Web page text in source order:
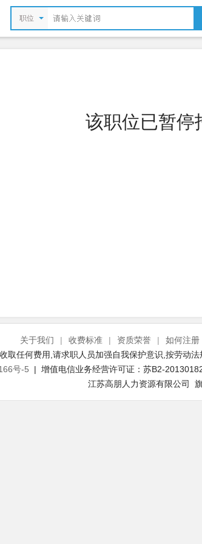
职位
该职位已暂停
关于我们 | 收费标准 | 资质荣誉 | 如何注册
取任何费用,请求职人员加强自我保护意识,按劳动
号-5 | 增值电信业务经营许可证：苏B2-
江苏高朋人力资源有限公司